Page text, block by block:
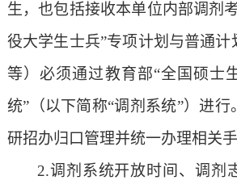
生，也包括接收本单位内部调剂
役大学生士兵”专项计划与普通计
等）必须通过教育部“全国硕士
统” （以下简称“调剂系统”） 进行
研招办归口管理并统一办理相关手
2.调剂系统开放时间、调剂